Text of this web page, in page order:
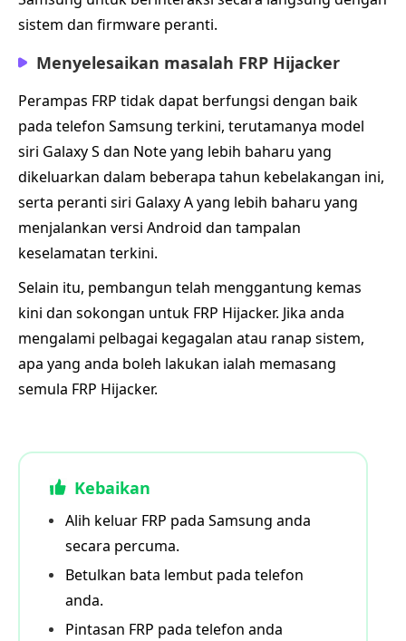
sistem dan firmware peranti.
Menyelesaikan masalah FRP Hijacker
Perampas FRP tidak dapat berfungsi dengan baik
pada telefon Samsung terkini, terutamanya model
siri Galaxy S dan Note yang lebih baharu yang
dikeluarkan dalam beberapa tahun kebelakangan ini,
serta peranti siri Galaxy A yang lebih baharu yang
menjalankan versi Android dan tampalan
keselamatan terkini.
Selain itu, pembangun telah menggantung kemas
kini dan sokongan untuk FRP Hijacker. Jika anda
mengalami pelbagai kegagalan atau ranap sistem,
apa yang anda boleh lakukan ialah memasang
semula FRP Hijacker.
Kebaikan
Alih keluar FRP pada Samsung anda
secara percuma.
Betulkan bata lembut pada telefon
anda.
Pintasan FRP pada telefon anda